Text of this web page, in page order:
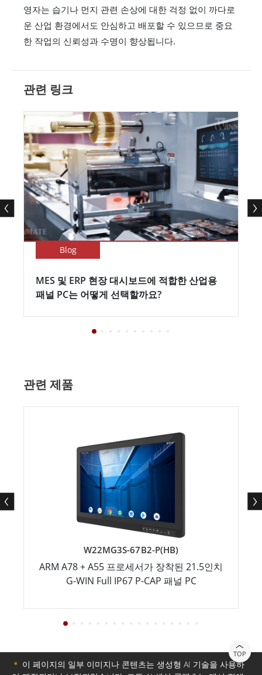
영자는 습기나 먼지 관련 손상에 대한 걱정 없이 까다로
운 산업 환경에서도 안심하고 배포할 수 있으므로 중요
한 작업의 신뢰성과 수명이 향상됩니다.
관련 링크
Blog
MES 및 ERP 현장 대시보드에 적합한 산업용
패널 PC는 어떻게 선택할까요?
관련 제품
W22MG3S-67B2-P(HB)
ARM A78 + A55 프로세서가 장착된 21.5인치
G-WIN Full IP67 P-CAP 패널 PC
TOP
＊ 이 페이지의 일부 이미지나 콘텐츠는 생성형 AI 기술을 사용하